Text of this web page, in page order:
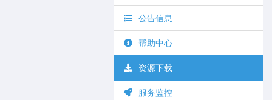
公告信息
帮助中心
资源下载
服务监控